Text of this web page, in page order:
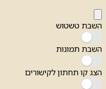
השבת טשטוש
השבת תמונות
הצג קו תחתון לקישורים